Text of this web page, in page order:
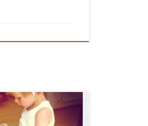
la playlist di Natale alla